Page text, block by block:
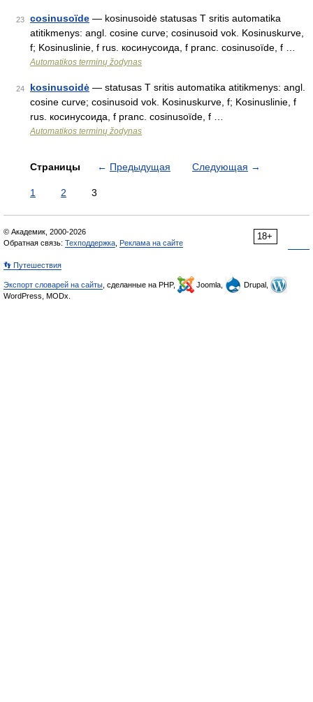
23 cosinusoïde — kosinusoidė statusas T sritis automatika
atitikmenys: angl. cosine curve; cosinusoid vok. Kosinuskurve,
f; Kosinuslinie, f rus. косинусоида, f pranc. cosinusoïde, f …
Automatikos terminų žodynas
24 kosinusoidė — statusas T sritis automatika atitikmenys: angl.
cosine curve; cosinusoid vok. Kosinuskurve, f; Kosinuslinie, f
rus. косинусоида, f pranc. cosinusoïde, f …
Automatikos terminų žodynas
Страницы ← Предыдущая Следующая →
1 2 3
18+
© Академик, 2000-2026
Обратная связь: Техподдержка Реклама на сайте
👣 Путешествия
Экспорт словарей на сайты , сделанные на PHP, Joomla,
Drupal,
WordPress, MODx.